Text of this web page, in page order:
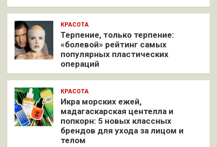
КРАСОТА
Терпение, только терпение:
«болевой» рейтинг самых
популярных пластических
операций
КРАСОТА
Икра морских ежей,
мадагаскарская центелла и
попкорн: 5 новых классных
брендов для ухода за лицом и
телом